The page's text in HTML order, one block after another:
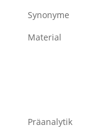
Synonyme
Material
Präanalytik